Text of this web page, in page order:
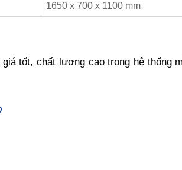
1650 x 700 x 1100 mm
giá tốt, chất lượng cao trong hệ thống